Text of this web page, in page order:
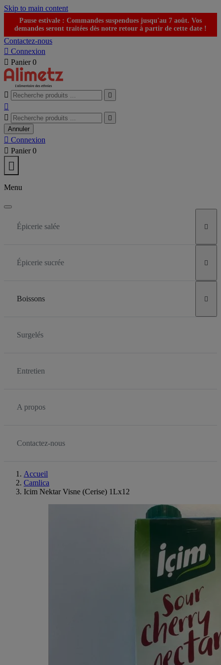
Skip to main content
Pause estivale : Commandes suspendues jusqu'au 7 août. Vos
demandes seront traitées dès notre retour à partir de cette date !
Contactez-nous
 Connexion
 Panier 0
 



Annuler
 Connexion
 Panier 0

Menu
Épicerie salée 
Épicerie sucrée 
Boissons 
Surgelés
Entretien
A propos
Contactez-nous
Accueil
Camlica
Icim Nektar Visne (Cerise) 1Lx12